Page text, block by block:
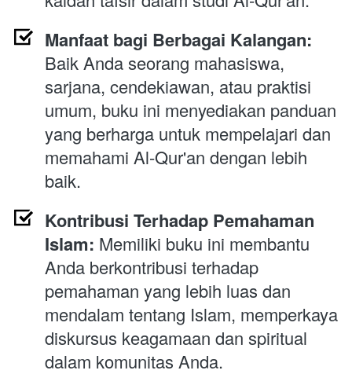
Manfaat bagi Berbagai Kalangan:
Baik Anda seorang mahasiswa,
sarjana, cendekiawan, atau praktisi
umum, buku ini menyediakan panduan
yang berharga untuk mempelajari dan
memahami Al-Qur'an dengan lebih
baik.
Kontribusi Terhadap Pemahaman
Islam: Memiliki buku ini membantu
Anda berkontribusi terhadap
pemahaman yang lebih luas dan
mendalam tentang Islam, memperkaya
diskursus keagamaan dan spiritual
dalam komunitas Anda.